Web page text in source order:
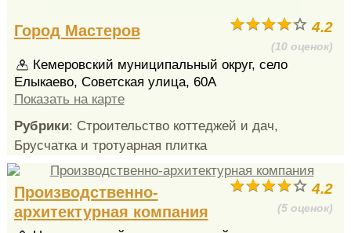
4.2
(10 оценок)
Город Мастеров
Кемеровский муниципальный округ, село
Елыкаево, Советская улица, 60А
Показать на карте
Рубрики: Строительство коттеджей и дач,
Брусчатка и тротуарная плитка
4.2
(5 оценок)
Производственно-
архитектурная компания